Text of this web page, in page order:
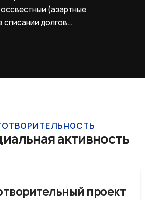
(азартные
списании долгов…
активность
проект